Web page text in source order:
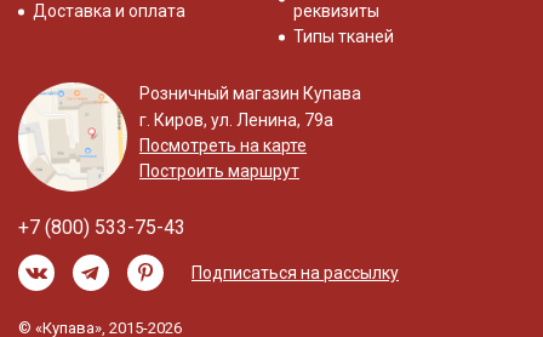
Доставка и оплата
реквизиты
Типы тканей
Розничный магазин Купава
г. Киров, ул. Ленина, 79а
Посмотреть на карте
Построить маршрут
+7 (800) 533-75-43
Подписаться на рассылку
© «Купава», 2015-2026